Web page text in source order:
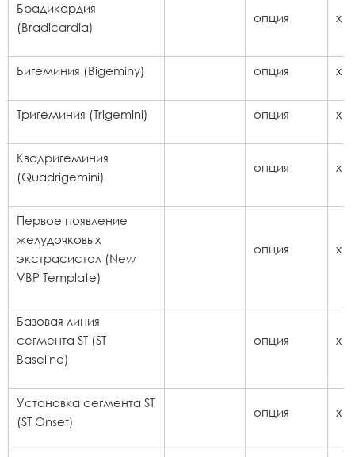
Брадикардия
(Bradicardia)
опция x
Бигеминия (Bigeminy) опция x
Тригеминия (Trigemini) опция x
Квадригеминия
(Quadrigemini)
опция x
Первое появление
желудочковых
экстрасистол (New
VBP Template)
опция x
Базовая линия
сегмента ST (ST
Baseline)
опция x
Установка сегмента ST
(ST Onset)
опция x